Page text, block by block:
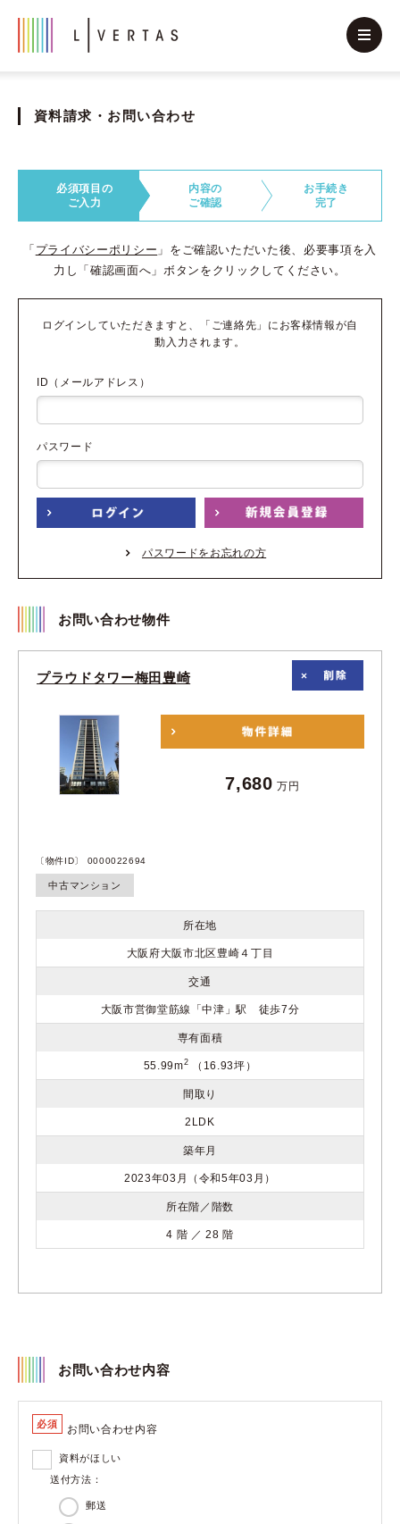
資料請求・お問い合わせ
必須項目の
ご入力
内容の
ご確認
お手続き
完了
「 プライバシーポリシー 」をご確認いただいた後、必要事項を入
力し「確認画面へ」ボタンをクリックしてください。
ログインしていただきますと、「ご連絡先」にお客様情報が自
動入力されます。
ID（メールアドレス）
パスワード
パスワードをお忘れの方
お問い合わせ物件
プラウドタワー梅田豊崎
〔物件ID〕 0000022694
中古マンション
7,680 万円
所在地
大阪府大阪市北区豊崎４丁目
交通
大阪市営御堂筋線「中津」駅 徒歩7分
専有面積
55.99m2 （16.93坪）
間取り
2LDK
築年月
2023年03月（令和5年03月）
所在階／階数
4 階 ／ 28 階
お問い合わせ内容
必須 お問い合わせ内容
資料がほしい
送付方法：
郵送